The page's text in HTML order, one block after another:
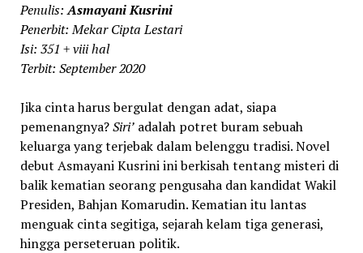
Penulis:Asmayani Kusrini
Penerbit: Mekar Cipta Lestari
Isi: 351 + viii hal
Terbit: September 2020
Jika cinta harus bergulat dengan adat, siapa
pemenangnya?Siri’adalah potret buram sebuah
keluarga yang terjebak dalam belenggu tradisi. Novel
debut Asmayani Kusrini ini berkisah tentang misteri di
balik kematian seorang pengusaha dan kandidat Wakil
Presiden, Bahjan Komarudin. Kematian itu lantas
menguak cinta segitiga, sejarah kelam tiga generasi,
hingga perseteruan politik.